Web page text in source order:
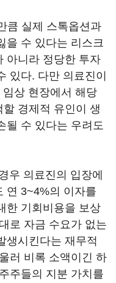
큼 실제 스톡옵션과
을 수 있다는 리스크
아니라 정당한 투자
있다. 다만 의료진이
상 현장에서 해당
경제적 유인이 생
될 수 있다는 우려도
우 의료진의 입장에
연 3~4%의 이자를
한 기회비용을 보상
로 자금 수요가 없는
생시킨다는 재무적
러 비록 소액이긴 하
주들의 지분 가치를